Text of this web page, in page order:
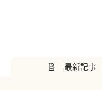
最新記事